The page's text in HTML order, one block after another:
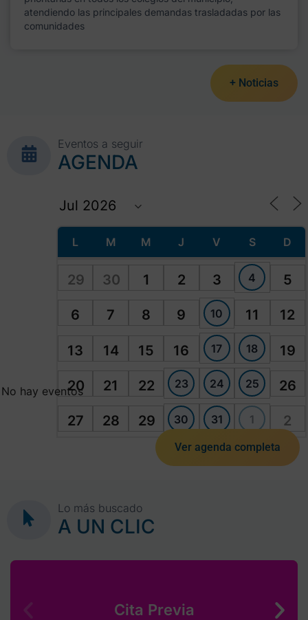
atendiendo las principales demandas trasladadas por las
comunidades
+ Noticias
Eventos a seguir
AGENDA
L M M J V S D
29 30 1 2 3 4 5
6 7 8 9 10 11 12
13 14 15 16 17 18 19
20 21 22 23 24 25 26
27 28 29 30 31 1 2
No hay eventos
Ver agenda completa
Lo más buscado
A UN CLIC
Cita Previa